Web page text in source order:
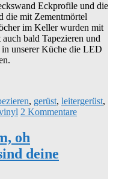
Eckprofile und die
die mit Zementmörtel
im Keller wurden mit
bald Tapezieren und
unserer Küche die LED
, gerüst, leitergerüst,
2 Kommentare
oh
deine